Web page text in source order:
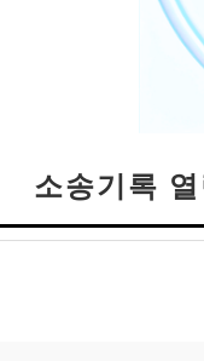
소송기록